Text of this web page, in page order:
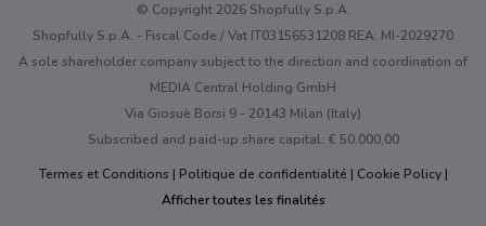
© Copyright 2026 Shopfully S.p.A.
Shopfully S.p.A. - Fiscal Code / Vat IT03156531208 REA: MI-2029270
A sole shareholder company subject to the direction and coordination of
MEDIA Central Holding GmbH
Via Giosuè Borsi 9 - 20143 Milan (Italy)
Subscribed and paid-up share capital: € 50.000,00
Termes et Conditions
Politique de confidentialité
Cookie Policy
Afficher toutes les finalités